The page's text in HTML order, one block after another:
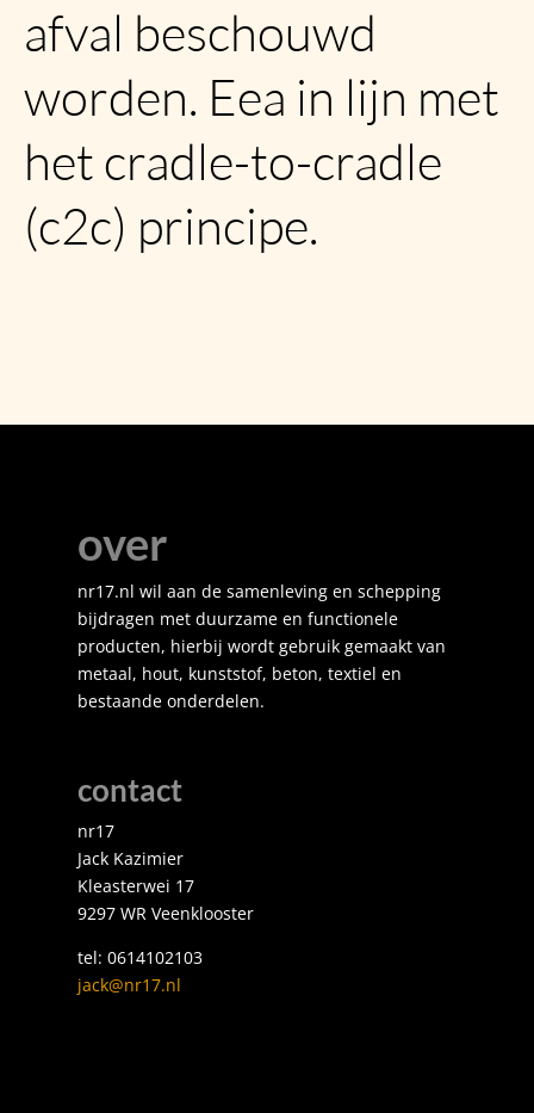
afval beschouwd
worden. Eea in lijn met
het cradle-to-cradle
(c2c) principe.
over
nr17.nl wil aan de samenleving en schepping
bijdragen met duurzame en functionele
producten, hierbij wordt gebruik gemaakt van
metaal, hout, kunststof, beton, textiel en
bestaande onderdelen.
contact
nr17
Jack Kazimier
Kleasterwei 17
9297 WR Veenklooster
tel: 0614102103
jack@nr17.nl